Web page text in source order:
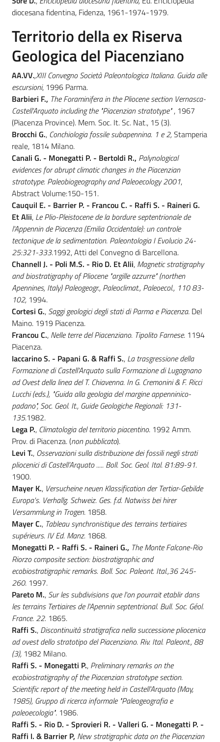
diocesana fidentina, Fidenza, 1961-1974-1979.
Territorio della ex Riserva
Geologica del Piacenziano
AA.VV.,XIII Convegno Società Paleontologica Italiana. Guida alle
escursioni, 1996 Parma.
Barbieri F., The Foraminifera in the Pliocene section Vernasca-
Castell'Arquato including the "Piacenzian stratotype", 1967
(Piacenza Province). Mem. Soc. It. Sc. Nat., 15 (3).
Brocchi G., Conchiologia fossile subapennina. 1 e 2,Stamperia
reale, 1814 Milano.
Canali G. - Monegatti P. - Bertoldi R., Palynological
evidences for abrupt climatic changes in the Piacenzian
stratotype. Paleobiogeography and Paleoecology 2001,
Abstract Volume:150-151.
Cauquil E. - Barrier P. - Francou C. - Raffi S. - Raineri G.
Et Alii, Le Plio-Pleistocene de la bordure septentrionale de
l'Appennin de Piacenza (Emilia Occidentale): un controle
tectonique de la sedimentation. Paleontologia I Evolucio 24-
25:321-333.1992, Atti del Convegno di Barcellona.
Channell J. - Poli M.S. - Rio D. Et Alii, Magnetic stratigraphy
and biostratigraphy of Pliocene "argille azzurre" (northen
Apennines, Italy) Paleogeogr., Paleoclimat., Paleoecol., 110 83-
102, 1994.
Cortesi G., Saggi geologici degli stati di Parma e Piacenza. Del
Maino. 1919 Piacenza.
Francou C., Nelle terre del Piacenziano. Tipolito Farnese. 1194
Piacenza.
Iaccarino S. - Papani G. & Raffi S., La trasgressione della
Formazione di Castell'Arquato sulla Formazione di Lugagnano
ad Ovest della linea del T. Chiavenna. In G. Cremonini & F. Ricci
Lucchi (eds.), "Guida alla geologia del margine appenninico-
padano", Soc. Geol. It., Guide Geologiche Regionali: 131-
135.1982.
Lega P., Climatologia del territorio piacentino. 1992 Amm.
Prov. di Piacenza. (non pubblicato).
Levi T., Osservazioni sulla distribuzione dei fossili negli strati
pliocenici di Castell’Arquato ..... Boll. Soc. Geol. Ital. 81:89-91.
1900.
Mayer K., Versucheine neuen Klassification der Tertiar-Gebilde
Europa's. Verhallg. Schweiz. Ges. f.d. Natwiss bei hirer
Versammlung in Trogen. 1858.
Mayer C., Tableau synchronistique des terrains tertiaires
supérieurs. IV Ed. Manz. 1868.
Monegatti P. - Raffi S. - Raineri G., The Monte Falcone-Rio
Riorzo composite section: biostratigraphic and
ecobiostratigraphic remarks. Boll. Soc. Paleont. Ital.,36 245-
260. 1997.
Pareto M., Sur les subdivisions que l'on pourrait etablir dans
les terrains Tertiaires de l'Apennin septentrional. Bull. Soc. Géol.
France. 22. 1865.
Raffi S., Discontinuità stratigrafica nella successione pliocenica
ad ovest dello stratotipo del Piacenziano. Riv. Ital. Paleont., 88
(3), 1982 Milano.
Raffi S. - Monegatti P., Preliminary remarks on the
ecobiostratigraphy of the Piacenzian stratotype section.
Scientific report of the meeting held in Castell'Arquato (May,
1985), Gruppo di ricerca informale "Paleogeografia e
paleoecologia". 1986.
Raffi S. - Rio D. - Sprovieri R. - Valleri G. - Monegatti P. -
Raffi I. & Barrier P, New stratigraphic data on the Piacenzian